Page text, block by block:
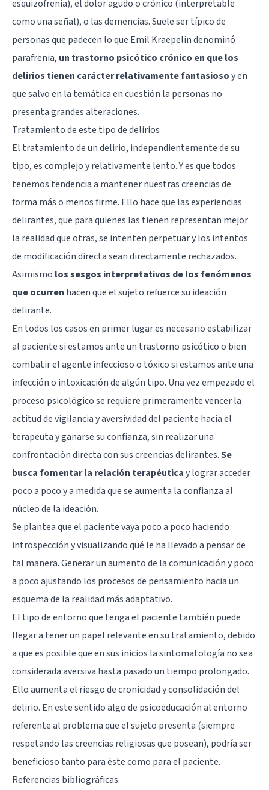
esquizofrenia), el dolor agudo o crónico (interpretable
como una señal), o las demencias. Suele ser típico de
personas que padecen lo que Emil Kraepelindenominó
parafrenia, un trastorno psicótico crónico en que los
delirios tienen carácter relativamente fantasiosoy en
que salvo en la temática en cuestión la personas no
presenta grandes alteraciones.
Tratamiento de este tipo de delirios
El tratamiento de un delirio, independientemente de su
tipo, es complejo y relativamente lento. Y es que todos
tenemos tendencia a mantener nuestras creencias de
forma más o menos firme. Ello hace que las experiencias
delirantes, que para quienes las tienen representan mejor
la realidad que otras, se intenten perpetuar y los intentos
de modificación directa sean directamente rechazados.
Asimismo los sesgos interpretativos de los fenómenos
que ocurren hacen que el sujeto refuerce su ideación
delirante.
En todos los casos en primer lugar es necesario estabilizar
al paciente si estamos ante un trastorno psicótico o bien
combatir el agente infeccioso o tóxico si estamos ante una
infección o intoxicación de algún tipo. Una vez empezado el
proceso psicológico se requiere primeramente vencer la
actitud de vigilancia y aversividad del paciente hacia el
terapeuta y ganarse su confianza, sin realizar una
confrontación directa con sus creencias delirantes.Se
busca fomentar la relación terapéuticay lograr acceder
poco a poco y a medida que se aumenta la confianza al
núcleo de la ideación.
Se plantea que el paciente vaya poco a poco haciendo
introspección y visualizando qué le ha llevado a pensar de
tal manera. Generar un aumento de la comunicación y poco
a poco ajustando los procesos de pensamiento hacia un
esquema de la realidad más adaptativo.
El tipo de entorno que tenga el paciente también puede
llegar a tener un papel relevante en su tratamiento, debido
a que es posible que en sus inicios la sintomatología no sea
considerada aversiva hasta pasado un tiempo prolongado.
Ello aumenta el riesgo de cronicidad y consolidación del
delirio. En este sentido algo de psicoeducaciónal entorno
referente al problema que el sujeto presenta (siempre
respetando las creencias religiosas que posean), podría ser
beneficioso tanto para éste como para el paciente.
Referencias bibliográficas: